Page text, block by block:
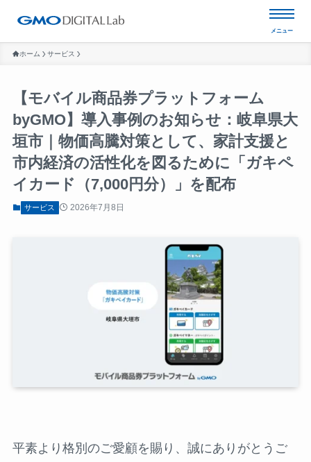
ホーム サービス
【モバイル商品券プラットフォーム
byGMO】導入事例のお知らせ：岐阜県大
垣市｜物価高騰対策として、家計支援と
市内経済の活性化を図るために「ガキペ
イカード（7,000円分）」を配布
サービス 2026年7月8日
平素より格別のご愛顧を賜り、誠にありがとうご